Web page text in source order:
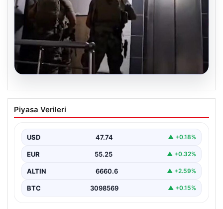
İntihar mektubundan isimleri çıktı,
milyarlık vurgun deşifre oldu
Tefecilik Şebekesi Çözüldü", "content": "Elazığ'da
yaşanan trajik…
Piyasa Verileri
USD 47.74 ▲ +0.18%
EUR 55.25 ▲ +0.32%
ALTIN 6660.6 ▲ +2.59%
BTC 3098569 ▲ +0.15%